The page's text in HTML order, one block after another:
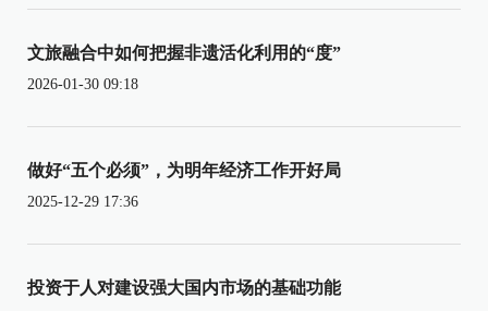
文旅融合中如何把握非遗活化利用的“度”
2026-01-30 09:18
做好“五个必须”，为明年经济工作开好局
2025-12-29 17:36
投资于人对建设强大国内市场的基础功能